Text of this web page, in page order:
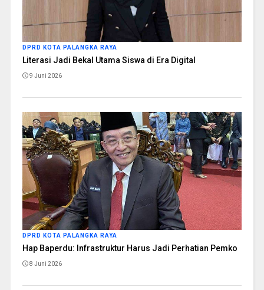
DPRD KOTA PALANGKA RAYA
Literasi Jadi Bekal Utama Siswa di Era Digital
9 Juni 2026
DPRD KOTA PALANGKA RAYA
Hap Baperdu: Infrastruktur Harus Jadi Perhatian Pemko
8 Juni 2026